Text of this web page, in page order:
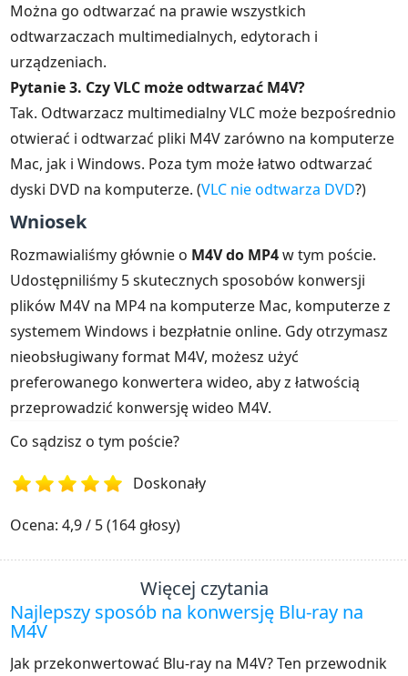
Można go odtwarzać na prawie wszystkich
odtwarzaczach multimedialnych, edytorach i
urządzeniach.
Pytanie 3. Czy VLC może odtwarzać M4V?
Tak. Odtwarzacz multimedialny VLC może bezpośrednio
otwierać i odtwarzać pliki M4V zarówno na komputerze
Mac, jak i Windows. Poza tym może łatwo odtwarzać
dyski DVD na komputerze. (VLC nie odtwarza DVD?)
Wniosek
Rozmawialiśmy głównie o M4V do MP4w tym poście.
Udostępniliśmy 5 skutecznych sposobów konwersji
plików M4V na MP4 na komputerze Mac, komputerze z
systemem Windows i bezpłatnie online. Gdy otrzymasz
nieobsługiwany format M4V, możesz użyć
preferowanego konwertera wideo, aby z łatwością
przeprowadzić konwersję wideo M4V.
Co sądzisz o tym poście?
1 4 5
Doskonały
Ocena: 4,9 / 5 (164 głosy)
Więcej czytania
Najlepszy sposób na konwersję Blu-ray na
M4V
Jak przekonwertować Blu-ray na M4V? Ten przewodnik